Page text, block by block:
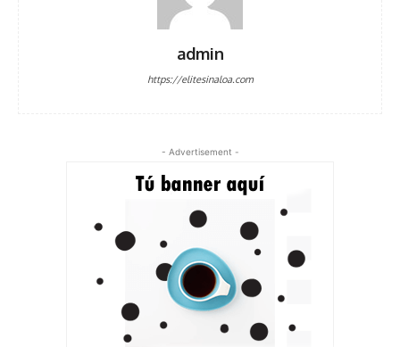
admin
https://elitesinaloa.com
- Advertisement -